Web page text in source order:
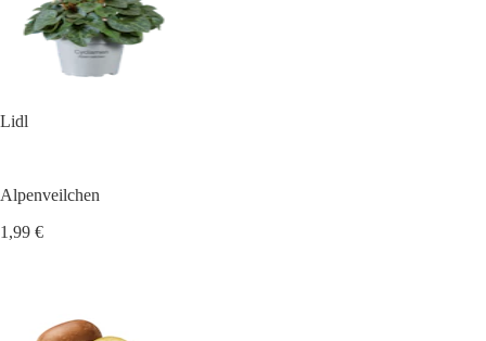
Lidl
Alpenveilchen
1,99 €